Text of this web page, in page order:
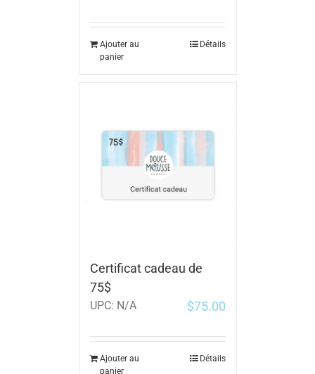
Ajouter au
panier
Détails
Certificat cadeau de
75$
UPC: N/A $75.00
Ajouter au
panier
Détails